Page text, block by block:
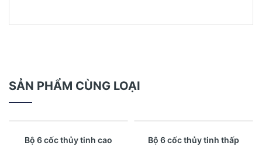
SẢN PHẨM CÙNG LOẠI
Xem nhanh
Bộ 6 cốc thủy tinh cao
Xem nhanh
Bộ 6 cốc thủy tinh thấp